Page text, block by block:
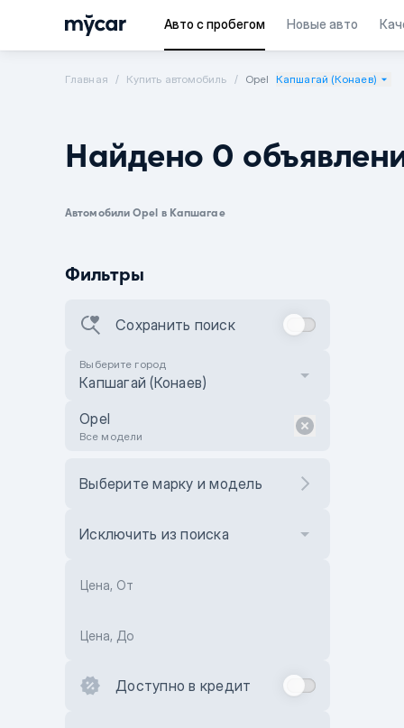
Авто с пробегом Новые авто
Главная Купить автомобиль Opel Капшагай (Конаев)
Найдено 0
Автомобили Opel в Капшагае
Фильтры
Сохранить поиск
Выберите город
Капшагай (Конаев)
Opel
Все модели
Выберите марку и модель
Исключить из поиска
Цена, От
Цена, До
Доступно в кредит